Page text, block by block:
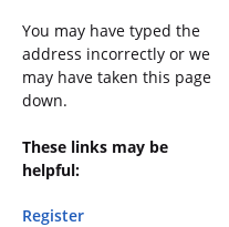
You may have typed the
address incorrectly or we
may have taken this page
down.
These links may be
helpful:
Register